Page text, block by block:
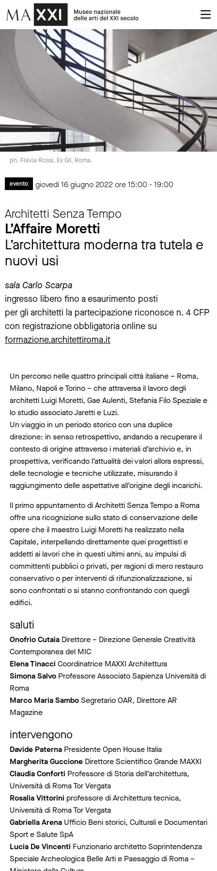
ph. Flavia Rossi, Ex Gil, Roma.
evento giovedì 16 giugno 2022 ore 15:00 - 19:00
Architetti Senza Tempo
L’Affaire Moretti
L’architettura moderna tra tutela e
nuovi usi
sala Carlo Scarpa
ingresso libero fino a esaurimento posti
per gli architetti la partecipazione riconosce n. 4 CFP
con registrazione obbligatoria online su
formazione.architettiroma.it
Un percorso nelle quattro principali città italiane – Roma,
Milano, Napoli e Torino – che attraversa il lavoro degli
architetti Luigi Moretti, Gae Aulenti, Stefania Filo Speziale e
lo studio associato Jaretti e Luzi.
Un viaggio in un periodo storico con una duplice
direzione: in senso retrospettivo, andando a recuperare il
contesto di origine attraverso i materiali d’archivio e, in
prospettiva, verificando l’attualità dei valori allora espressi,
delle tecnologie e tecniche utilizzate, misurando il
raggiungimento delle aspettative all’origine degli incarichi.
Il primo appuntamento di Architetti Senza Tempo a Roma
offre una ricognizione sullo stato di conservazione delle
opere che il maestro Luigi Moretti ha realizzato nella
Capitale, interpellando direttamente quei progettisti e
addetti ai lavori che in questi ultimi anni, su impulsi di
committenti pubblici o privati, per ragioni di mero restauro
conservativo o per interventi di rifunzionalizzazione, si
sono confrontati o si stanno confrontando con quegli
edifici.
saluti
Onofrio Cutaia Direttore – Direzione Generale Creatività
Contemporanea del MIC
Elena Tinacci Coordinatrice MAXXI Architettura
Simona Salvo Professore Associato Sapienza Università di
Roma
Marco Maria SamboSegretario OAR, Direttore AR
Magazine
intervengono
Davide Paterna Presidente Open House Italia
Margherita Guccione Direttore Scientifico Grande MAXXI
Claudia Conforti Professore di Storia dell’architettura,
Università di Roma Tor Vergata
Rosalia Vittorini professore di Architettura tecnica,
Università di Roma Tor Vergata
Gabriella Arena Ufficio Beni storici, Culturali e Documentari
Sport e Salute SpA
Lucia De Vincenti Funzionario architetto Soprintendenza
Speciale Archeologica Belle Arti e Paesaggio di Roma –